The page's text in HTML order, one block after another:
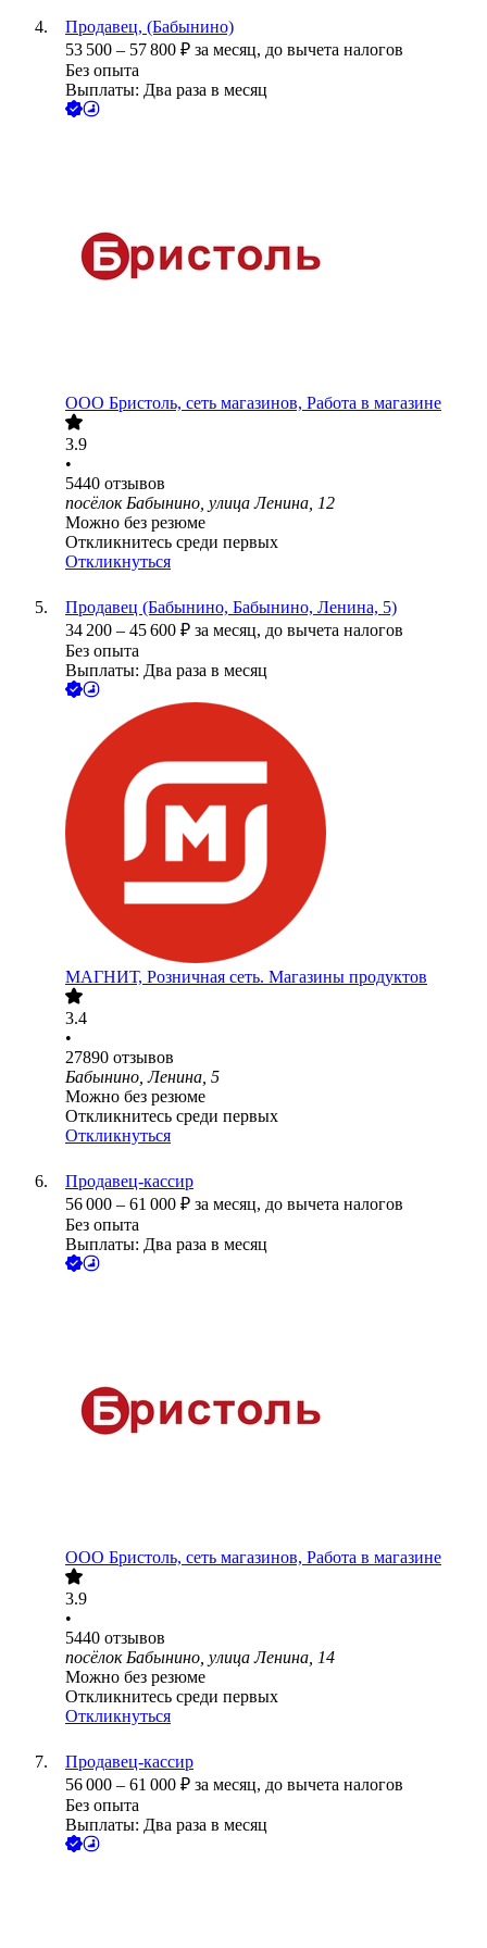
Продавец, (Бабынино)
53 500 – 57 800 ₽ за месяц, до вычета налогов
Без опыта
Выплаты: Два раза в месяц
ООО Бристоль, сеть магазинов, Работа в магазине
3.9
•
5440 отзывов
посёлок Бабынино, улица Ленина, 12
Можно без резюме
Откликнитесь среди первых
Откликнуться
Продавец (Бабынино, Бабынино, Ленина, 5)
34 200 – 45 600 ₽ за месяц, до вычета налогов
Без опыта
Выплаты: Два раза в месяц
МАГНИТ, Розничная сеть. Магазины продуктов
3.4
•
27890 отзывов
Бабынино, Ленина, 5
Можно без резюме
Откликнитесь среди первых
Откликнуться
Продавец-кассир
56 000 – 61 000 ₽ за месяц, до вычета налогов
Без опыта
Выплаты: Два раза в месяц
ООО Бристоль, сеть магазинов, Работа в магазине
3.9
•
5440 отзывов
посёлок Бабынино, улица Ленина, 14
Можно без резюме
Откликнитесь среди первых
Откликнуться
Продавец-кассир
56 000 – 61 000 ₽ за месяц, до вычета налогов
Без опыта
Выплаты: Два раза в месяц